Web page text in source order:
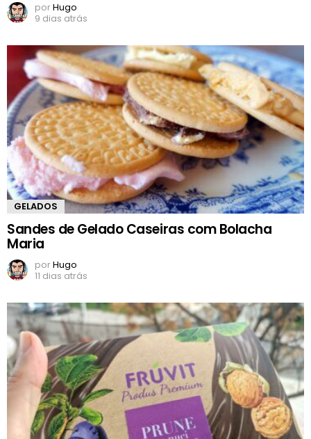
porHugo
9 dias atrás
GELADOS
Sandes de Gelado Caseiras com Bolacha
Maria
porHugo
11 dias atrás